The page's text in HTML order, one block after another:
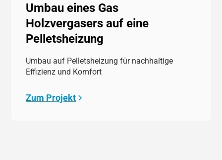
Umbau eines Gas
Holzvergasers auf eine
Pelletsheizung
Umbau auf Pelletsheizung für nachhaltige
Effizienz und Komfort
Zum Projekt